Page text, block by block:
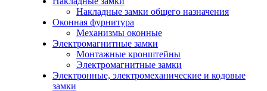
Накладные замки общего назначения
Оконная фурнитура
Механизмы оконные
Электромагнитные замки
Монтажные кронштейны
Электромагнитные замки
Электронные, электромеханические и кодовые
замки